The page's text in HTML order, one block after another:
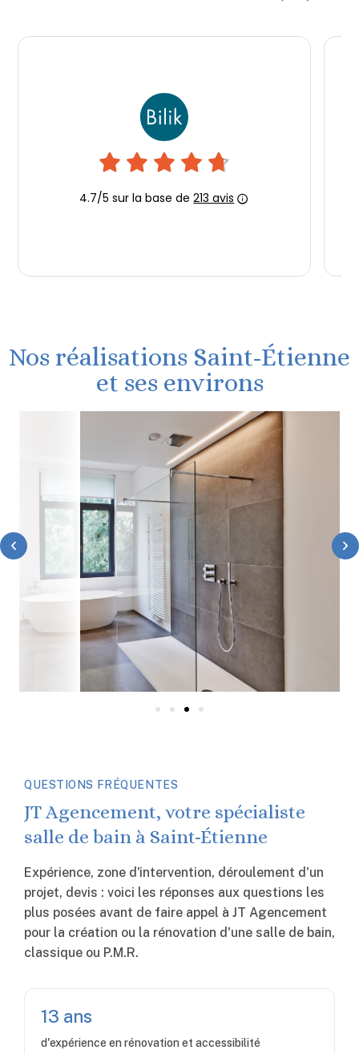
Nos réalisations Saint-Étienne
et ses environs
QUESTIONS FRÉQUENTES
JT Agencement, votre spécialiste
salle de bain à Saint-Étienne
Expérience, zone d'intervention, déroulement d'un
projet, devis : voici les réponses aux questions les
plus posées avant de faire appel à JT Agencement
pour la création ou la rénovation d'une salle de bain,
classique ou P.M.R.
13 ans
d'expérience en rénovation et accessibilité